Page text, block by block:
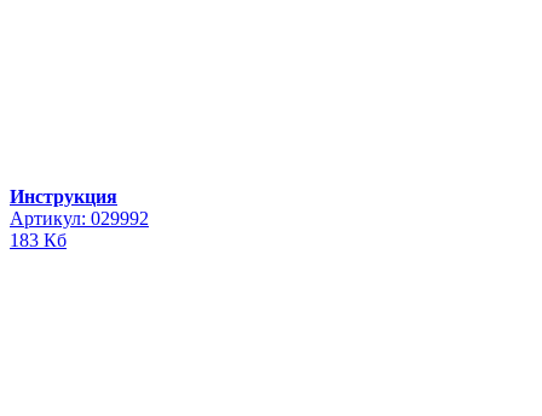
Инструкция
Артикул: 029992
183 Кб